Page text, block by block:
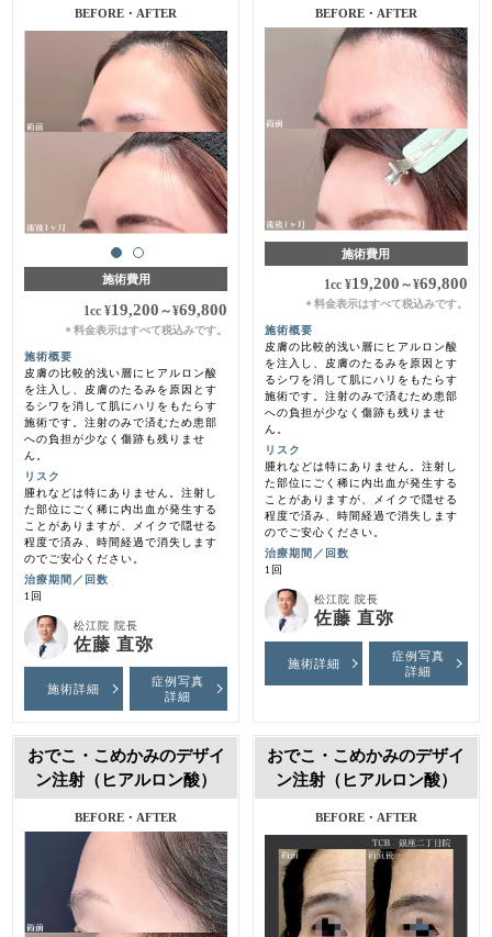
施術費用
1cc¥19,200 ～¥69,800
＊料金表示はすべて税込みです。
施術概要
皮膚の比較的浅い層にヒアルロン酸
を注入し、皮膚のたるみを原因とす
るシワを消して肌にハリをもたらす
施術です。注射のみで済むため患部
への負担が少なく傷跡も残りませ
ん。
リスク
腫れなどは特にありません。注射し
た部位にごく稀に内出血が発生する
ことがありますが、メイクで隠せる
程度で済み、時間経過で消失します
のでご安心ください。
治療期間／回数
1回
松江院 院長
佐藤 直弥
施術詳細
症例写真
詳細
BEFORE・AFTER
施術費用
1cc ¥19,200 ～¥69,800
＊ 料金表示はすべて税込みです。
施術概要
皮膚の比較的浅い層にヒアルロン酸
を注入し、皮膚のたるみを原因とす
るシワを消して肌にハリをもたらす
施術です。注射のみで済むため患部
への負担が少なく傷跡も残りませ
ん。
リスク
腫れなどは特にありません。注射し
た部位にごく稀に内出血が発生する
ことがありますが、メイクで隠せる
程度で済み、時間経過で消失します
のでご安心ください。
治療期間／回数
1回
松江院 院長
佐藤 直弥
施術詳細
症例写真
詳細
おでこ・こめかみのデザイ
ン注射（ヒアルロン酸）
BEFORE・AFTER
おでこ・こめかみのデザイ
ン注射（ヒアルロン酸）
BEFORE・AFTER